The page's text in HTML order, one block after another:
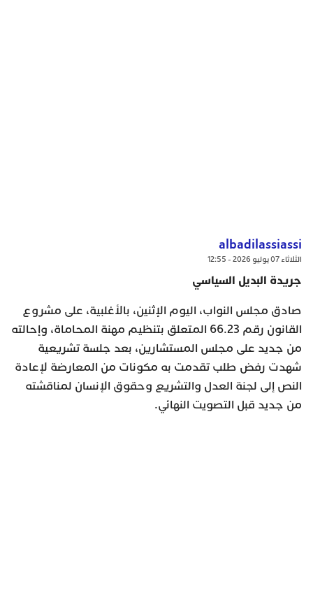
albadilassiassi
الثلاثاء 07 يوليو 2026 - 12:55
جريدة البديل السياسي
صادق مجلس النواب، اليوم الإثنين، بالأغلبية، على مشروع
القانون رقم 66.23 المتعلق بتنظيم مهنة المحاماة، وإحالته
من جديد على مجلس المستشارين، بعد جلسة تشريعية
شهدت رفض طلب تقدمت به مكونات من المعارضة لإعادة
النص إلى لجنة العدل والتشريع وحقوق الإنسان لمناقشته
من جديد قبل التصويت النهائي.